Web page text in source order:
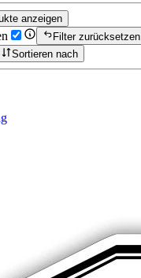
anzeigen
Filter zurücksetzen
Sortieren nach